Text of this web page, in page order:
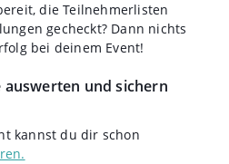
die Teilnehmerlisten
gecheckt? Dann nichts
bei deinem Event!
auswerten und sichern
kannst du dir schon